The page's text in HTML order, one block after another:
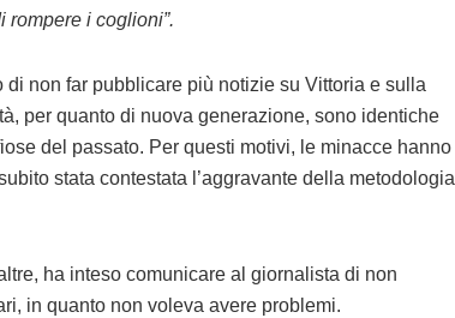
rompere i coglioni”.
non far pubblicare più notizie su Vittoria e sulla
per quanto di nuova generazione, sono identiche
del passato. Per questi motivi, le minacce hanno
stata contestata l’aggravante della metodologia
ha inteso comunicare al giornalista di non
in quanto non voleva avere problemi.